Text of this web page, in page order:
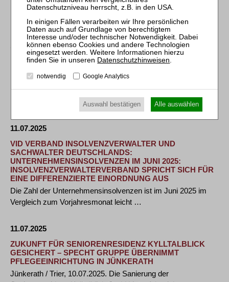
Ein HEUKING-Team um den Kölner Partner Dr. Thorsten
Kuthe hat Mandanten erfolgreich bei der …
11.07.2025
NORTON ROSE FULBRIGHT BERÄT NRW.BANK BEI
BASIERTEN DIGITALEN ANLEIHE
Die globale Wirtschaftskanzlei Norton Rose Fulbright hat die
NRW.BANK bei der erfolgreichen Emission …
11.07.2025
VID VERBAND INSOLVENZVERWALTER UND
SACHWALTER DEUTSCHLANDS:
UNTERNEHMENSINSOLVENZEN IM JUNI 2025:
INSOLVENZVERWALTERVERBAND SPRICHT SICH FÜR
EINE DIFFERENZIERTE EINORDNUNG AUS
Die Zahl der Unternehmensinsolvenzen ist im Juni 2025 im
Vergleich zum Vorjahresmonat leicht …
11.07.2025
ZUKUNFT FÜR SENIORENRESIDENZ KYLLTALBLICK
GESICHERT – SPECHT GRUPPE ÜBERNIMMT
PFLEGEEINRICHTUNG IN JÜNKERATH
Jünkerath / Trier, 10.07.2025. Die Sanierung der
Datenschutzhinweisen.
notwendig Google Analytics
Auswahl bestätigen Alle auswählen